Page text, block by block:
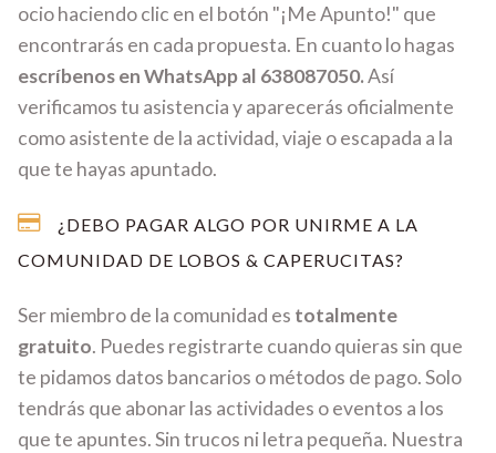
ocio haciendo clic en el botón "¡Me Apunto!" que
encontrarás en cada propuesta. En cuanto lo hagas
escríbenos en WhatsApp al 638087050.Así
verificamos tu asistencia y aparecerás oficialmente
como asistente de la actividad, viaje o escapada a la
que te hayas apuntado.
¿DEBO PAGAR ALGO POR UNIRME A LA
COMUNIDAD DE LOBOS & CAPERUCITAS?
Ser miembro de la comunidad es totalmente
gratuito. Puedes registrarte cuando quieras sin que
te pidamos datos bancarios o métodos de pago. Solo
tendrás que abonar las actividades o eventos a los
que te apuntes. Sin trucos ni letra pequeña. Nuestra